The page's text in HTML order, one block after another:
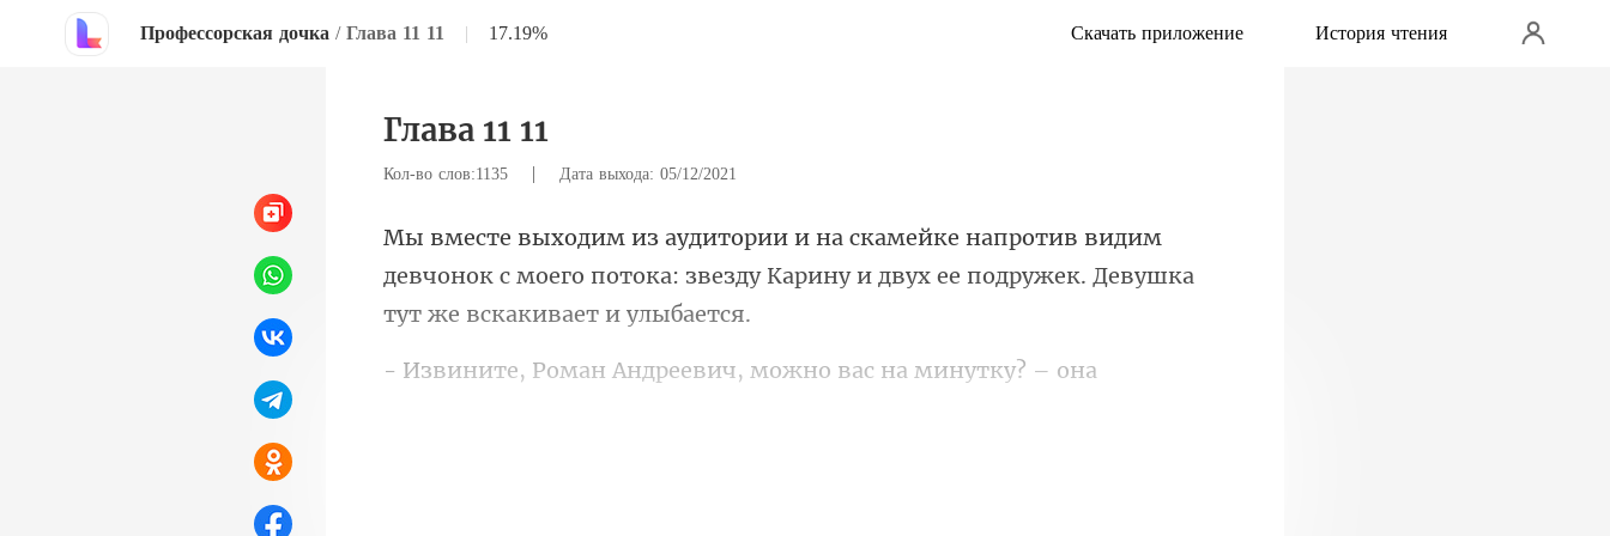
Профессорская дочка / Глава 11 11 | 17.19% Скачать приложение История чтения
Глава 11 11
Кол-во слов:1135 | Дата выхода: 05/12/2021
в видим
девчонок с моего потока: звезду Карину и дву